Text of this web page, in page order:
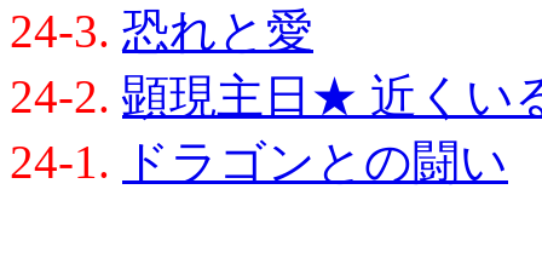
24-3. 恐れと愛
24-2. 顕現主日★ 近くい
24-1.
ドラゴンとの闘い